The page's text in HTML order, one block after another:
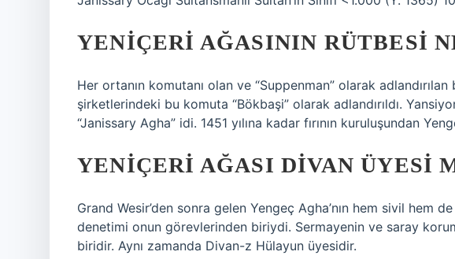
YENIÇERI AĞASININ RÜTBESI
Her ortanın komutanı olan ve “Suppenman” olarak
şirketlerindeki bu komuta “Bökbaşi” olarak adlandırıldı.
“Janissary Agha” idi. 1451 yılına kadar fırının kuruluşundan
YENIÇERI AĞASI DIVAN ÜYESI
Grand Wesir’den sonra gelen Yengeç Agha’nın hem sivil hem
denetimi onun görevlerinden biriydi. Sermayenin ve saray
biridir. Aynı zamanda Divan-z Hülayun üyesidir.